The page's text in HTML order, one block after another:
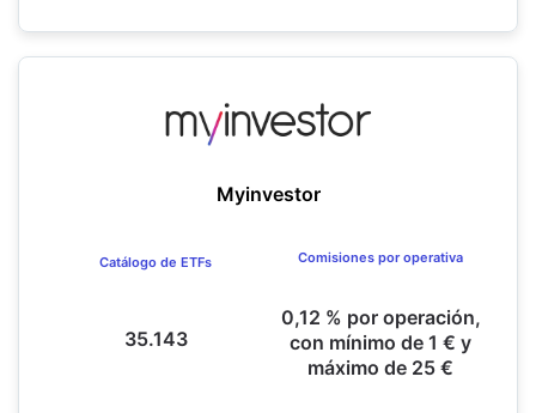
Myinvestor
Catálogo de ETFs
35.143
Comisiones por operativa
0,12 % por operación,
con mínimo de 1 € y
máximo de 25 €